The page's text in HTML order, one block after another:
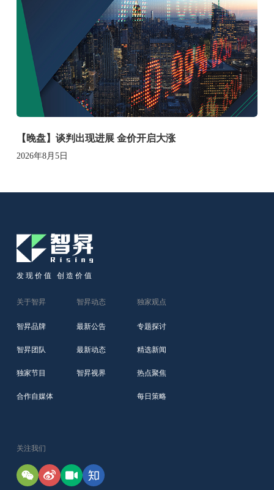
【晚盘】谈判出现进展 金价开启大涨
2026年8月5日
发现价值 创造价值
关于智昇
智昇品牌
智昇团队
独家节目
合作自媒体
智昇动态
最新公告
最新动态
智昇视界
独家观点
专题探讨
精选新闻
热点聚焦
每日策略
关注我们